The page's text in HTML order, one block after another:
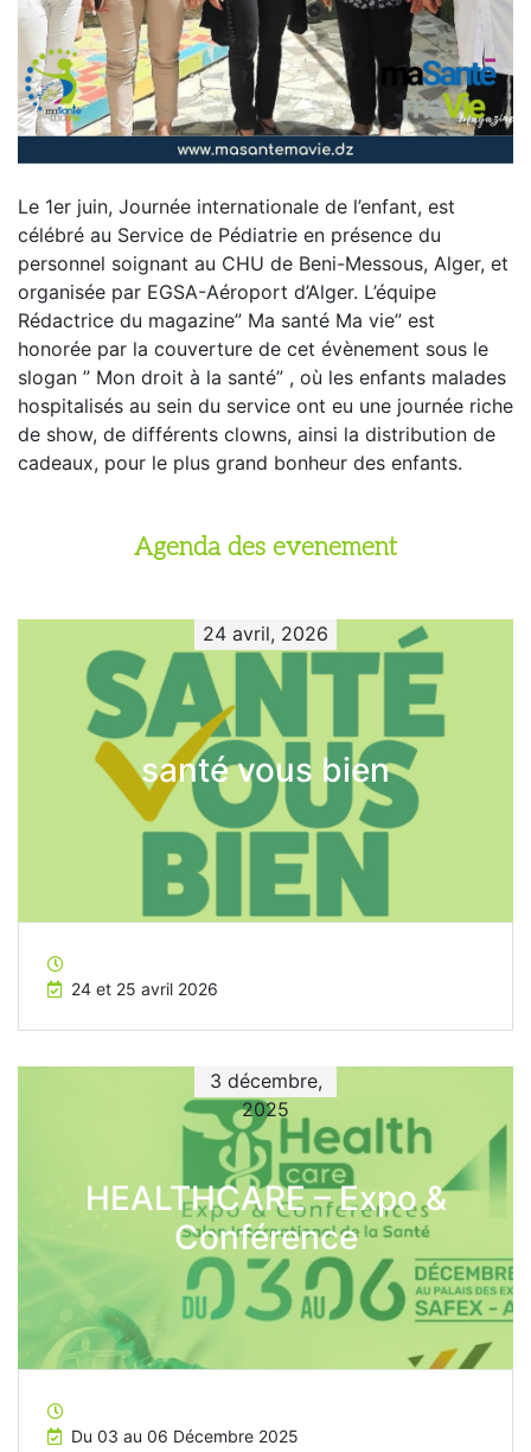
Le 1er juin, Journée internationale de l’enfant, est
célébré au Service de Pédiatrie en présence du
personnel soignant au CHU de Beni-Messous, Alger, et
organisée par EGSA-Aéroport d’Alger. L’équipe
Rédactrice du magazine” Ma santé Ma vie” est
honorée par la couverture de cet évènement sous le
slogan ” Mon droit à la santé” , où les enfants malades
hospitalisés au sein du service ont eu une journée riche
de show, de différents clowns, ainsi la distribution de
cadeaux, pour le plus grand bonheur des enfants.
Agenda des evenement
24 avril, 2026
santé vous bien
24 et 25 avril 2026
3 décembre,
2025
HEALTHCARE – Expo &
Conférence
Du 03 au 06 Décembre 2025